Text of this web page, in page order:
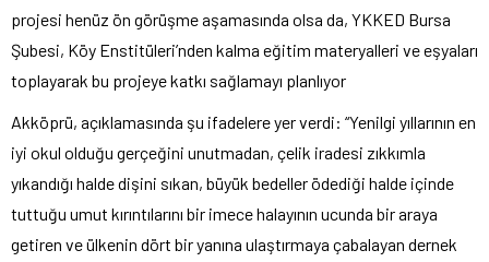
projesi henüz ön görüşme aşamasında olsa da, YKKED Bursa
Şubesi, Köy Enstitüleri’nden kalma eğitim materyalleri ve eşyaları
toplayarak bu projeye katkı sağlamayı planlıyor
Akköprü, açıklamasında şu ifadelere yer verdi: “Yenilgi yıllarının en
iyi okul olduğu gerçeğini unutmadan, çelik iradesi zıkkımla
yıkandığı halde dişini sıkan, büyük bedeller ödediği halde içinde
tuttuğu umut kırıntılarını bir imece halayının ucunda bir araya
getiren ve ülkenin dört bir yanına ulaştırmaya çabalayan dernek